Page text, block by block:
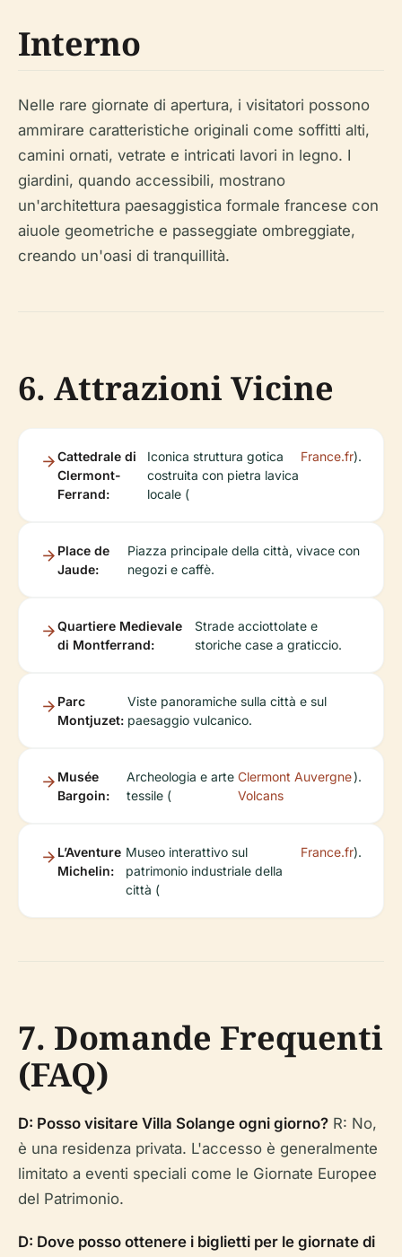
Interno
Nelle rare giornate di apertura, i visitatori possono
ammirare caratteristiche originali come soffitti alti,
camini ornati, vetrate e intricati lavori in legno. I
giardini, quando accessibili, mostrano
un'architettura paesaggistica formale francese con
aiuole geometriche e passeggiate ombreggiate,
creando un'oasi di tranquillità.
6. Attrazioni Vicine
Cattedrale di
Clermont-
Ferrand:
Iconica struttura gotica
costruita con pietra lavica
locale (
France.fr).
Place de
Jaude:
Piazza principale della città, vivace con
negozi e caffè.
Quartiere Medievale
di Montferrand:
Strade acciottolate e
storiche case a graticcio.
Parc
Montjuzet:
Viste panoramiche sulla città e sul
paesaggio vulcanico.
Musée
Bargoin:
Archeologia e arte
tessile (
Clermont Auvergne
Volcans
).
L’Aventure
Michelin:
Museo interattivo sul
patrimonio industriale della
città (
France.fr).
7. Domande Frequenti
(FAQ)
D: Posso visitare Villa Solange ogni giorno? R: No,
è una residenza privata. L'accesso è generalmente
limitato a eventi speciali come le Giornate Europee
del Patrimonio.
D: Dove posso ottenere i biglietti per le giornate di